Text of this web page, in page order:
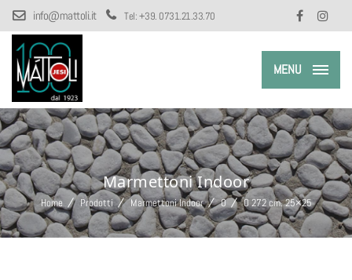
info@mattoli.it Tel:+39. 0731.21.33.70
MENU
Marmettoni Indoor
Home Prodotti Marmettoni Indoor O O 272 cm. 25×25